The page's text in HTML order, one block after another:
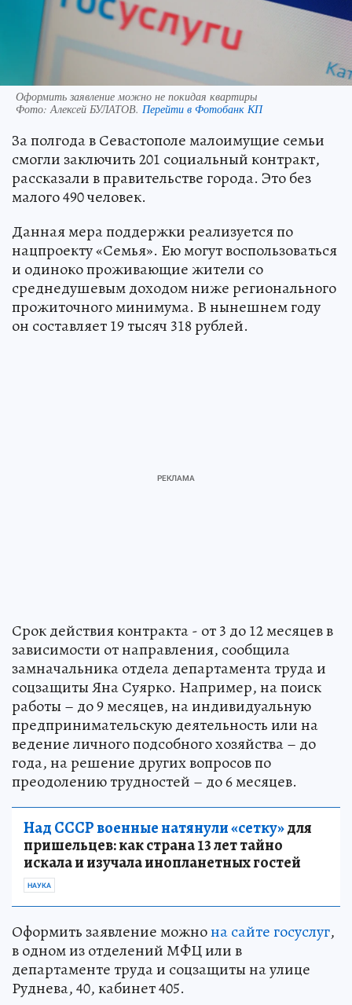
Оформить заявление можно не покидая квартиры
Фото: Алексей БУЛАТОВ. Перейти в Фотобанк КП
За полгода в Севастополе малоимущие семьи
смогли заключить 201 социальный контракт,
рассказали в правительстве города. Это без
малого 490 человек.
Данная мера поддержки реализуется по
нацпроекту «Семья». Ею могут воспользоваться
и одиноко проживающие жители со
среднедушевым доходом ниже регионального
прожиточного минимума. В нынешнем году
он составляет 19 тысяч 318 рублей.
Срок действия контракта - от 3 до 12 месяцев в
зависимости от направления, сообщила
замначальника отдела департамента труда и
соцзащиты Яна Суярко. Например, на поиск
работы – до 9 месяцев, на индивидуальную
предпринимательскую деятельность или на
ведение личного подсобного хозяйства – до
года, на решение других вопросов по
преодолению трудностей – до 6 месяцев.
Над СССР военные натянули «сетку»для
пришельцев: как страна 13 лет тайно
искала и изучала инопланетных гостей
НАУКА
Оформить заявление можнона сайте госуслуг,
в одном из отделений МФЦ или в
департаменте труда и соцзащиты на улице
Руднева, 40, кабинет 405.